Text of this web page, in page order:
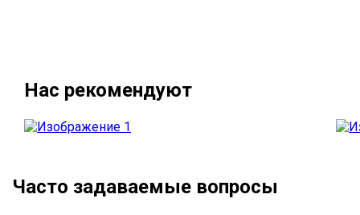
Нас рекомендуют
Часто задаваемые вопросы